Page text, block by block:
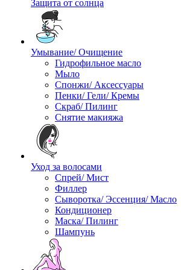
Защита от солнца
Умывание/ Очищение
Гидрофильное масло
Мыло
Спонжи/ Аксессуары
Пенки/ Гели/ Кремы
Скраб/ Пилинг
Снятие макияжа
Уход за волосами
Спрей/ Мист
Филлер
Сыворотка/ Эссенция/ Масло
Кондиционер
Маска/ Пилинг
Шампунь